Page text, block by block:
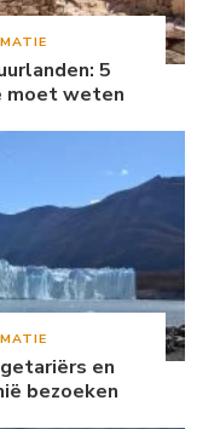
5
moet weten
en
bezoeken